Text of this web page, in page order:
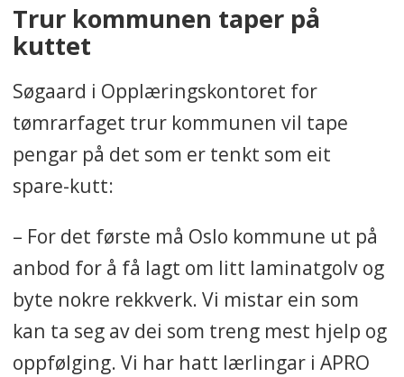
Trur kommunen taper på
kuttet
Søgaard i Opplæringskontoret for
tømrarfaget trur kommunen vil tape
pengar på det som er tenkt som eit
spare-kutt:
– For det første må Oslo kommune ut på
anbod for å få lagt om litt laminatgolv og
byte nokre rekkverk. Vi mistar ein som
kan ta seg av dei som treng mest hjelp og
oppfølging. Vi har hatt lærlingar i APRO